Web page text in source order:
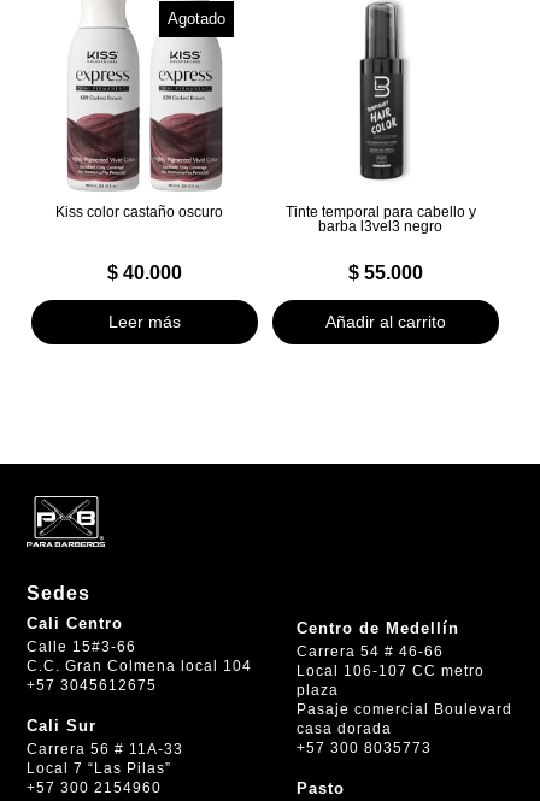
Agotado
Kiss color castaño oscuro
$40.000
Leer más
Tinte temporal para cabello y
barba l3vel3 negro
$55.000
Añadir al carrito
Sedes
Cali Centro
Calle 15#3-66
C.C. Gran Colmena local 104
+57 3045612675
Cali Sur
Carrera 56 # 11A-33
Local 7 “Las Pilas”
+57 300 2154960
Centro de Medellín
Carrera 54 # 46-66
Local 106-107 CC metro
plaza
Pasaje comercial Boulevard
casa dorada
+57 300 8035773
Pasto